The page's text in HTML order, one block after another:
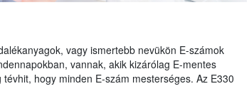
vagy ismertebb nevükön E-számok
vannak, akik kizárólag E-mentes
hogy minden E-szám mesterséges. Az E330